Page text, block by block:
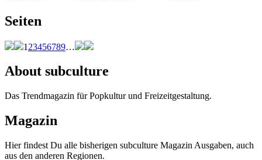
Seiten
1 23456789…
About subculture
Das Trendmagazin für Popkultur und Freizeitgestaltung.
Magazin
Hier findest Du alle bisherigen subculture Magazin Ausgaben, auch
aus den anderen Regionen.